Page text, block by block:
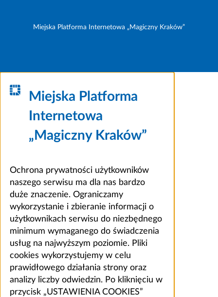
Miejska Platforma Internetowa „Magiczny Kraków”
Miejska Platforma
Internetowa
„Magiczny Kraków”
Ochrona prywatności użytkowników
naszego serwisu ma dla nas bardzo
duże znaczenie. Ograniczamy
wykorzystanie i zbieranie informacji o
użytkownikach serwisu do niezbędnego
minimum wymaganego do świadczenia
usług na najwyższym poziomie. Pliki
cookies wykorzystujemy w celu
prawidłowego działania strony oraz
analizy liczby odwiedzin. Po kliknięciu w
przycisk „USTAWIENIA COOKIES”